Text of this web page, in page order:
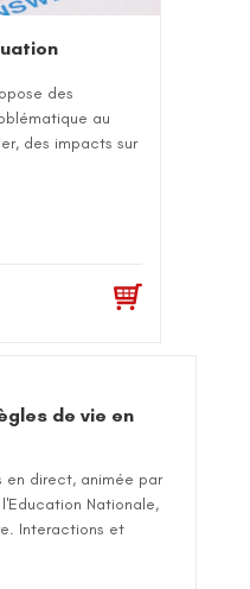
des
au
des impacts sur
de vie en
en direct, animée par
Nationale,
Interactions et